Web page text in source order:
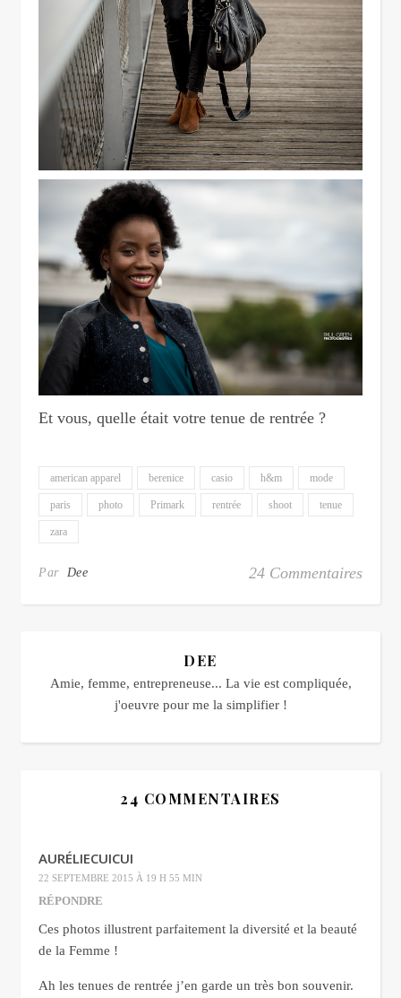
Et vous, quelle était votre tenue de rentrée ?
american apparel berenice casio h&m mode
paris photo Primark rentrée shoot tenue
zara
Par Dee 24 Commentaires
DEE
Amie, femme, entrepreneuse... La vie est compliquée,
j'oeuvre pour me la simplifier !
24 COMMENTAIRES
AURÉLIECUICUI
22 SEPTEMBRE 2015 À 19 H 55 MIN
RÉPONDRE
Ces photos illustrent parfaitement la diversité et la beauté
de la Femme !
Ah les tenues de rentrée j’en garde un très bon souvenir.